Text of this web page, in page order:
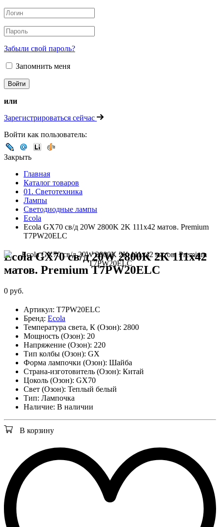
Забыли свой пароль?
Запомнить меня
или
Зарегистрироваться сейчас
Войти как пользователь:
Закрыть
Главная
Каталог товаров
01. Светотехника
Лампы
Светодиодные лампы
Ecola
Ecola GX70 св/д 20W 2800K 2K 111x42 матов. Premium
T7PW20ELC
Ecola GX70 св/д 20W 2800K 2K 111x42
матов. Premium T7PW20ELC
0 руб.
Артикул: T7PW20ELC
Бренд: Ecola
Температура света, К (Озон): 2800
Мощность (Озон): 20
Напряжение (Озон): 220
Тип колбы (Озон): GX
Форма лампочки (Озон): Шайба
Страна-изготовитель (Озон): Китай
Цоколь (Озон): GX70
Свет (Озон): Теплый белый
Тип: Лампочка
Наличие: В наличии
В корзину